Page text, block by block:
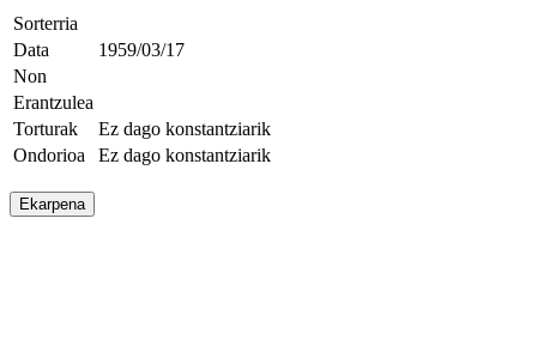
Sorterria
Data
1959/03/17
Non
Erantzulea
Torturak
Ez dago konstantziarik
Ondorioa
Ez dago konstantziarik